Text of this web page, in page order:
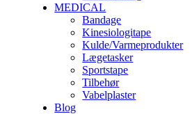
MEDICAL
Bandage
Kinesiologitape
Kulde/Varmeprodukter
Lægetasker
Sportstape
Tilbehør
Vabelplaster
Blog